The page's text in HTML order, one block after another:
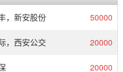
，新安股份 50000
，西安公交 20000
20000